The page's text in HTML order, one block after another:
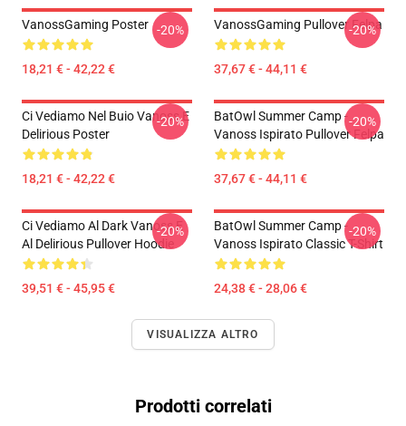
VanossGaming Poster
18,21 € - 42,22 €
-20% VanossGaming Pullover Felpa
37,67 € - 44,11 €
-20%
Ci Vediamo Nel Buio Vanoss E
Delirious Poster
18,21 € - 42,22 €
-20%
BatOwl Summer Camp -
Vanoss Ispirato Pullover Felpa
37,67 € - 44,11 €
-20%
Ci Vediamo Al Dark Vanoss E
Al Delirious Pullover Hoodie
39,51 € - 45,95 €
-20%
BatOwl Summer Camp -
Vanoss Ispirato Classic T-Shirt
24,38 € - 28,06 €
-20%
VISUALIZZA ALTRO
Prodotti correlati